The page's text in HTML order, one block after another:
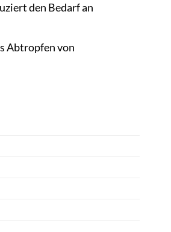
den Bedarf an
Abtropfen von